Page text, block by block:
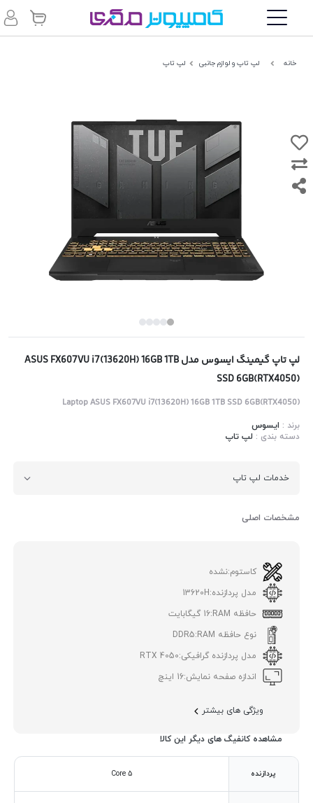
خانه لپ تاپ و لوازم جانبی لپ تاپ
لپ تاپ گیمینگ ایسوس مدل ASUS FX607VU i7(13620H) 16GB 1TB
SSD 6GB(RTX4050)
Laptop ASUS FX607VU i7(13620H) 16GB 1TB SSD 6GB(RTX4050)
برند : ایسوس
دسته بندی : لپ تاپ
خدمات لپ تاپ
مشخصات اصلی
کاستوم:نشده
مدل پردازنده:13620H
حافظه RAM:
16 گیگابایت
نوع حافظه RAM:
DDR5
مدل پردازنده گرافیکی:RTX 4050
اندازه صفحه نمایش:16 اینچ
ویژگی های بیشتر
مشاهده کانفیگ های دیگر این کالا
پردازنده Core 5